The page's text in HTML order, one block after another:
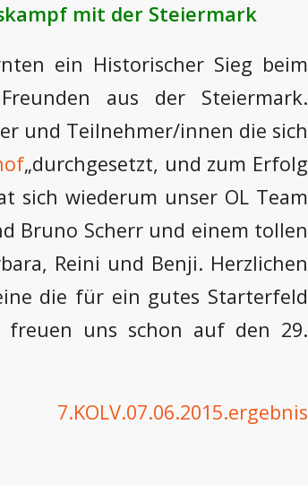
mit der Steiermark
ein Historischer Sieg beim
aus der Steiermark.
und Teilnehmer/innen die sich
„durchgesetzt, und zum Erfolg
sich wiederum unser OL Team
Bruno Scherr und einem tollen
Reini und Benji. Herzlichen
die für ein gutes Starterfeld
freuen uns schon auf den 29.
7.KOLV.07.06.2015.ergebnis